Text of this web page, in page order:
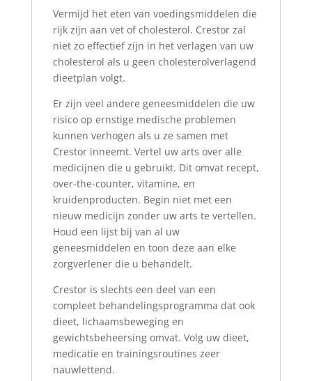
Vermijd het eten van voedingsmiddelen die
rijk zijn aan vet of cholesterol. Crestor zal
niet zo effectief zijn in het verlagen van uw
cholesterol als u geen cholesterolverlagend
dieetplan volgt.
Er zijn veel andere geneesmiddelen die uw
risico op ernstige medische problemen
kunnen verhogen als u ze samen met
Crestor inneemt. Vertel uw arts over alle
medicijnen die u gebruikt. Dit omvat recept,
over-the-counter, vitamine, en
kruidenproducten. Begin niet met een
nieuw medicijn zonder uw arts te vertellen.
Houd een lijst bij van al uw
geneesmiddelen en toon deze aan elke
zorgverlener die u behandelt.
Crestor is slechts een deel van een
compleet behandelingsprogramma dat ook
dieet, lichaamsbeweging en
gewichtsbeheersing omvat. Volg uw dieet,
medicatie en trainingsroutines zeer
nauwlettend.